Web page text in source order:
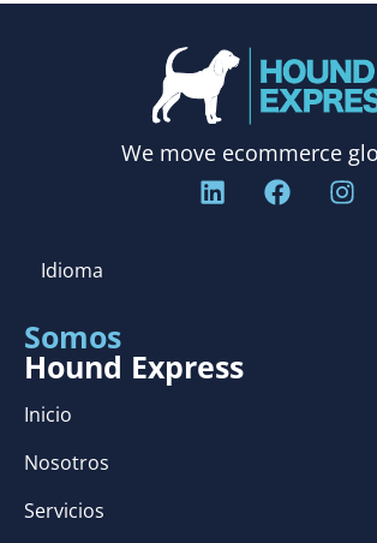
We move ecommerce
Idioma
Somos
Hound Express
Inicio
Nosotros
Servicios